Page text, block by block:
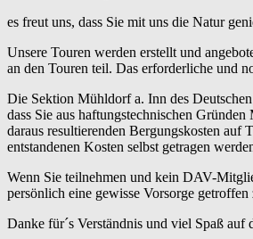
es freut uns, dass Sie mit uns die Natur
Unsere Touren werden erstellt und
an den Touren teil. Das erforderliche und
Die Sektion Mühldorf a. Inn des
dass Sie aus haftungstechnischen
daraus resultierenden Bergungskosten auf
entstandenen Kosten selbst getragen
Wenn Sie teilnehmen und kein DAV-
persönlich eine gewisse Vorsorge getroffen
Danke für´s Verständnis und viel Spaß auf